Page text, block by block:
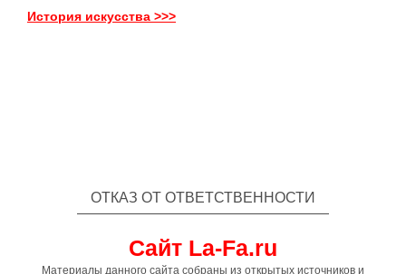
История искусства >>>
ОТКАЗ ОТ ОТВЕТСТВЕННОСТИ
Сайт La-Fa.ru
Материалы данного сайта собраны из открытых источников и